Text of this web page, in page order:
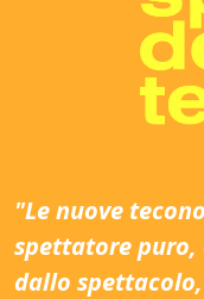
"Le nuove
spettatore puro,
dallo